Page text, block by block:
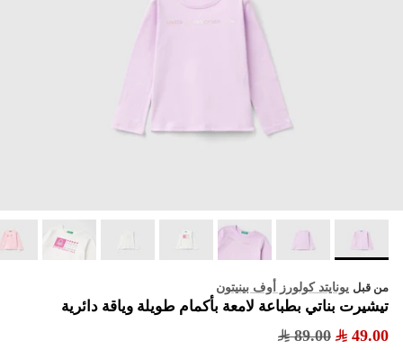
من قبل يونايتد كولورز أوف بينيتون
تيشيرت بناتي بطباعة لامعة بأكمام طويلة وياقة دائرية
49.00
89.00